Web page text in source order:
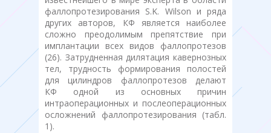
фаллопротезирования S.K. Wilson и ряда
других авторов, КФ является наиболее
сложно преодолимым препятствие при
имплантации всех видов фаллопротезов
(26). Затрудненная дилятация кавернозных
тел, трудность формирования полостей
для цилиндров фаллопротезов делают
КФ одной из основных причин
интраоперационных и послеоперационных
осложнений фаллопротезирования (табл.
1).